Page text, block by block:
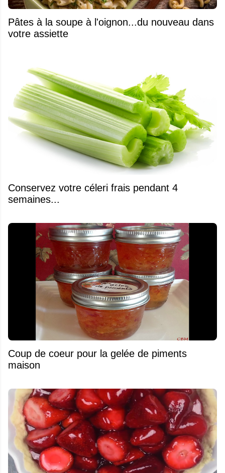
Pâtes à la soupe à l'oignon...du nouveau dans
votre assiette
Conservez votre céleri frais pendant 4
semaines...
Coup de coeur pour la gelée de piments
maison